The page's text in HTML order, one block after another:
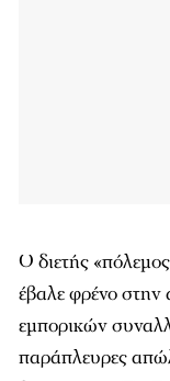
Ο διετής
έβαλε φρένο
εμπορικών
παράπλευρες